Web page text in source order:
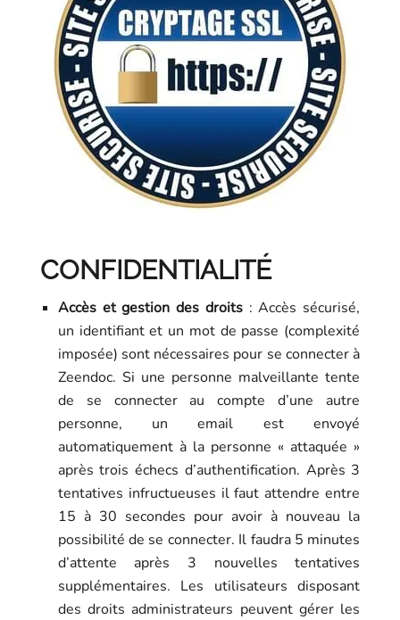
CONFIDENTIALITÉ
Accès et gestion des droits: Accès sécurisé,
un identifiant et un mot de passe (complexité
imposée) sont nécessaires pour se connecter à
Zeendoc. Si une personne malveillante tente
de se connecter au compte d’une autre
personne, un email est envoyé
automatiquement à la personne « attaquée »
après trois échecs d’authentification. Après 3
tentatives infructueuses il faut attendre entre
15 à 30 secondes pour avoir à nouveau la
possibilité de se connecter. Il faudra 5 minutes
d’attente après 3 nouvelles tentatives
supplémentaires. Les utilisateurs disposant
des droits administrateurs peuvent gérer les